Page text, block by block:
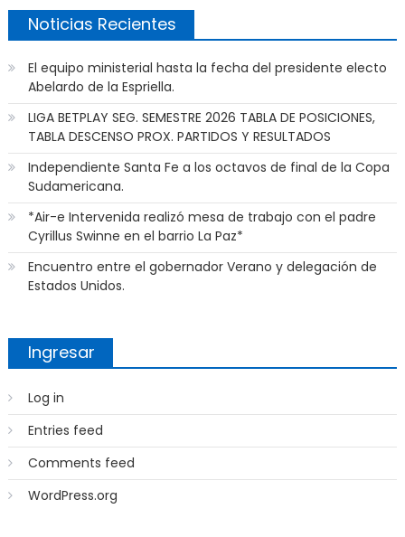
Noticias Recientes
El equipo ministerial hasta la fecha del presidente electo
Abelardo de la Espriella.
LIGA BETPLAY SEG. SEMESTRE 2026 TABLA DE POSICIONES,
TABLA DESCENSO PROX. PARTIDOS Y RESULTADOS
Independiente Santa Fe a los octavos de final de la Copa
Sudamericana.
*Air-e Intervenida realizó mesa de trabajo con el padre
Cyrillus Swinne en el barrio La Paz*
Encuentro entre el gobernador Verano y delegación de
Estados Unidos.
Ingresar
Log in
Entries feed
Comments feed
WordPress.org